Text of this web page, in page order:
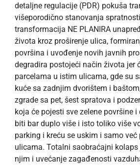
detaljne regulacije (PDR) pokuša
višeporodično stanovanja
transformacija NE PLANIRA
života kroz proširenje ulica,
površina i uvođenje novih javnih
degradira postojeći način života jer
parcelama u istim ulicama, gde su
kuće sa zadnjim dvorištem i
zgrade sa pet, šest spratova i
koja će pojesti sve zelene površine i
biti bar duplo više i isto toliko više
parking i kreću se uskim i samo već
ulicama. Totalni saobraćajni kolaps
njim i uvećanje zagađenosti